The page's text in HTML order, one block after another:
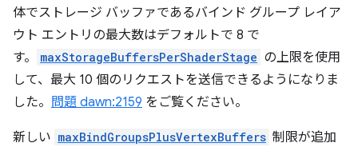
体でストレージ バッファであるバインド グループ レイア
ウト エントリの最大数はデフォルトで 8 で
す。
maxStorageBuffersPerShaderStage の上限を使用
して、最大 10 個のリクエストを送信できるようになりま
した。 問題 dawn:2159 をご覧ください。
新しい maxBindGroupsPlusVertexBuffers 制限が追加